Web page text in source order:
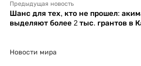
Предыдущая новость
Шанс для тех, кто не прошел:
выделяют более 2 тыс. грантов в
Новости мира